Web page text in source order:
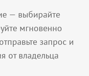
— выбирайте
мгновенно
запрос и
от владельца